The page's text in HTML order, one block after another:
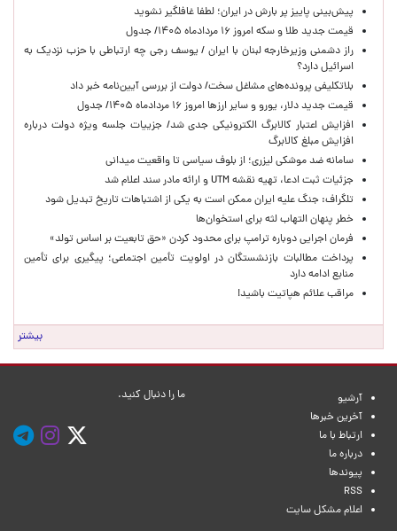
پیش‌بینی پاییز پر بارش در ایران؛ لطفا غافلگیر نشوید
قیمت جدید طلا و سکه امروز ۱۶ مردادماه ۱۴۰۵/ جدول
راز دشمنی وزیرخارجه لبنان با ایران / یوسف رجی چه ارتباطی با حزب نزدیک به
اسرائیل دارد؟
بلاتکلیفی پرونده‌های مشاغل سخت/ دولت از بررسی آیین‌نامه خبر داد
قیمت جدید دلار، یورو و سایر ارزها امروز ۱۶ مردادماه ۱۴۰۵/ جدول
افزایش اعتبار کالابرگ الکترونیکی جدی شد/ جزییات جلسه ویژه دولت درباره
افزایش مبلغ کالابرگ
سامانه ضد موشکی لیزری؛ از بلوف سیاسی تا واقعیت میدانی
جزئیات ثبت ادعا، تهیه نقشه UTM و ارائه مادر سند اعلام شد
تلگراف: جنگ علیه ایران ممکن است به یکی از اشتباهات تاریخ تبدیل شود
خطر پنهان التهاب لثه برای استخوان‌ها
فرمان اجرایی دوباره ترامپ برای محدود کردن «حق تابعیت بر اساس تولد»
پرداخت مطالبات بازنشستگان در اولویت تأمین اجتماعی؛ پیگیری برای تأمین
منابع ادامه دارد
مراقب علائم هپاتیت باشید!
بیشتر
آرشیو
آخرین خبرها
ارتباط با ما
درباره ما
پیوندها
RSS
اعلام مشکل سایت
ما را دنبال کنید.